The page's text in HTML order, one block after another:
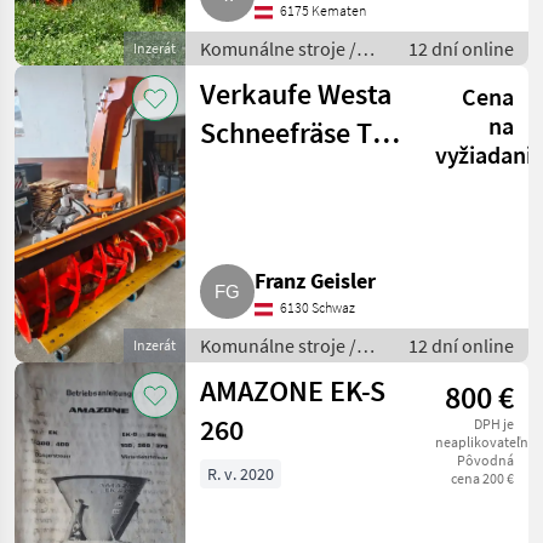
Inzerát
6175 Kematen
Komunálne stroje /
Snehové drapáky a
snehové frézy
12 dní online
Inzerát
Verkaufe Westa
Schneefräse Typ
Cena
na
Franz Geisler
6130 Schwaz
Komunálne stroje /
Snehové drapáky a
snehové frézy
12 dní online
AMAZONE EK-S
260
800 €
DPH je
neaplikovateľné
Pôvodná
cena 200 €
R. v. 2020